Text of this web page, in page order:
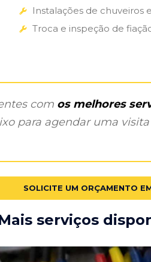
Instalações de chuveiros
Troca e inspeção de
com os melhores
para agendar uma
SOLICITE UM ORÇAMENTO
serviços